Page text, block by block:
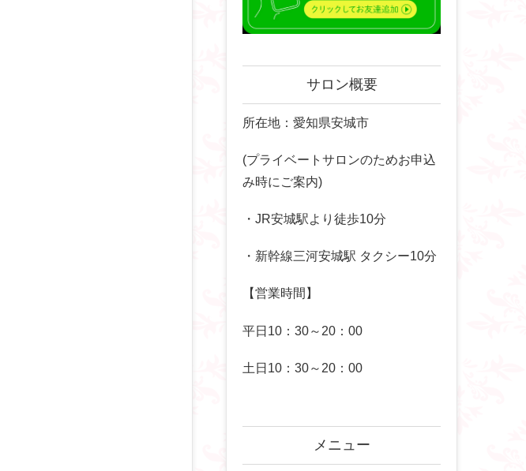
サロン概要
所在地：愛知県安城市
(プライベートサロンのためお申込
み時にご案内)
・JR安城駅より徒歩10分
・新幹線三河安城駅 タクシー10分
【営業時間】
平日10：30～20：00
土日10：30～20：00
メニュー